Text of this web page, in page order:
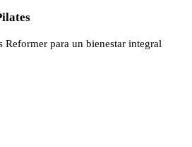
Reformer para un bienestar integral